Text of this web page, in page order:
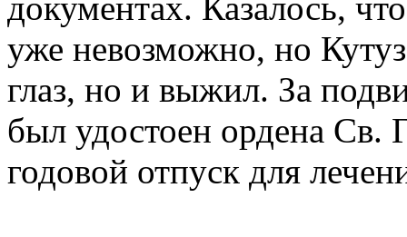
документах. Казалось,
уже невозможно, но
глаз, но и выжил. За
был удостоен ордена Св.
годовой отпуск для